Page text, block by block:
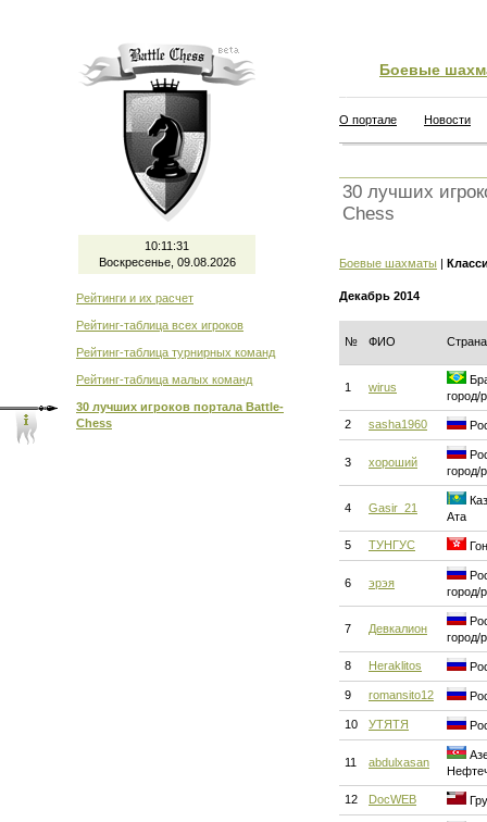
10:11:31
Воскресенье, 09.08.2026
Рейтинги и их расчет
Рейтинг-таблица всех игроков
Рейтинг-таблица турнирных команд
Рейтинг-таблица малых команд
30 лучших игроков портала Battle-
Chess
Боевые
О портале Новости
30 лучших
Chess
Боевые шахматы |
Декабрь 2014
№ ФИО Страна
1 wirus
город/
2 sasha1960
3 хороший
город/
4 Gasir_21
Ата
5 ТУНГУС
6 эрэя
город/
7 Девкалион
город/
8 Heraklitos
9 romansito12
10 УТЯТЯ
11 abdulxasan
12 DocWEB